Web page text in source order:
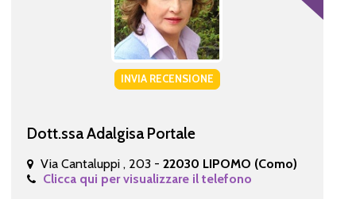
INVIA RECENSIONE
Dott.ssa Adalgisa Portale
Via Cantaluppi , 203 - 22030 LIPOMO (Como)
Clicca qui per visualizzare il telefono